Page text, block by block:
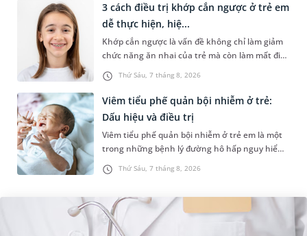
Thứ Sáu, 7 tháng 8, 2026
3 cách điều trị khớp cắn ngược ở trẻ em
dễ thực hiện, hiệ...
Khớp cắn ngược là vấn đề không chỉ làm giảm
chức năng ăn nhai của trẻ mà còn làm mất đi
sự cân đối của khuôn mặt. Do đó, cần khắc
phục sớm tình trạng này để...
Thứ Sáu, 7 tháng 8, 2026
Viêm tiểu phế quản bội nhiễm ở trẻ:
Dấu hiệu và điều trị
Viêm tiểu phế quản bội nhiễm ở trẻ em là một
trong những bệnh lý đường hô hấp nguy hiểm,
thường bùng phát vào thời điểm giao mùa. Khi
những tổn thương ban đầ...